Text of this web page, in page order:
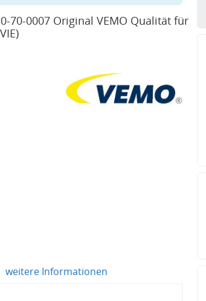
70-0007 Original VEMO Qualität für
weitere Informationen